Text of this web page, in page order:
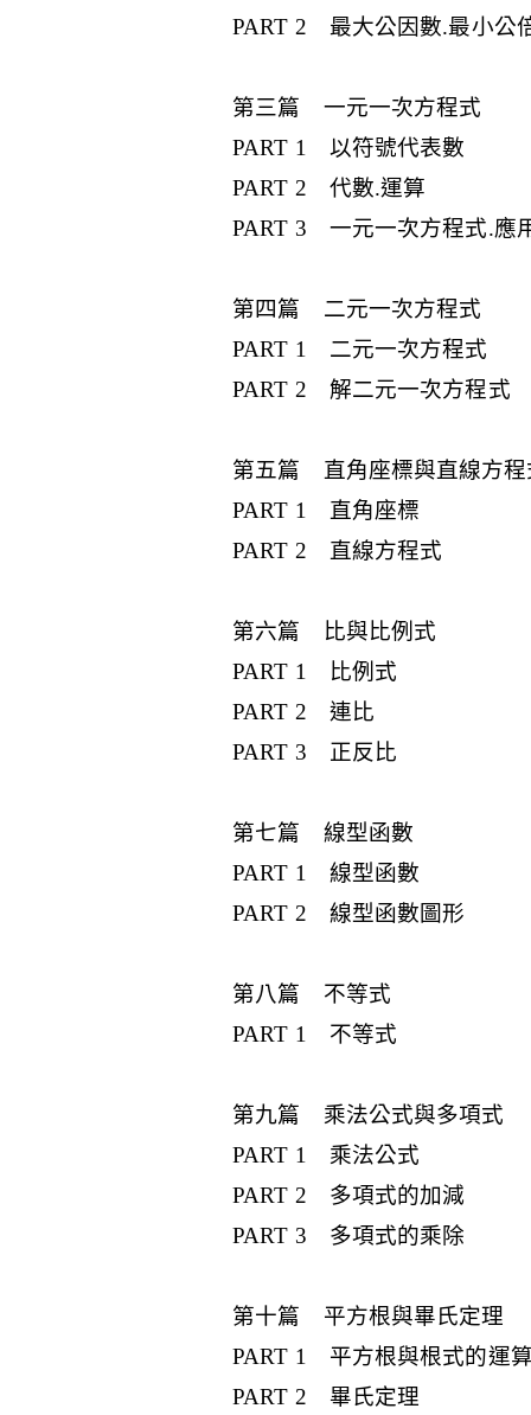
PART 2 最大公因數.最小公
第三篇 一元一次方程式
PART 1 以符號代表數
PART 2 代數.運算
PART 3 一元一次方程式.應
第四篇 二元一次方程式
PART 1 二元一次方程式
PART 2 解二元一次方程式
第五篇 直角座標與直線方程
PART 1 直角座標
PART 2 直線方程式
第六篇 比與比例式
PART 1 比例式
PART 2 連比
PART 3 正反比
第七篇 線型函數
PART 1 線型函數
PART 2 線型函數圖形
第八篇 不等式
PART 1 不等式
第九篇 乘法公式與多項式
PART 1 乘法公式
PART 2 多項式的加減
PART 3 多項式的乘除
第十篇 平方根與畢氏定理
PART 1 平方根與根式的運
PART 2 畢氏定理